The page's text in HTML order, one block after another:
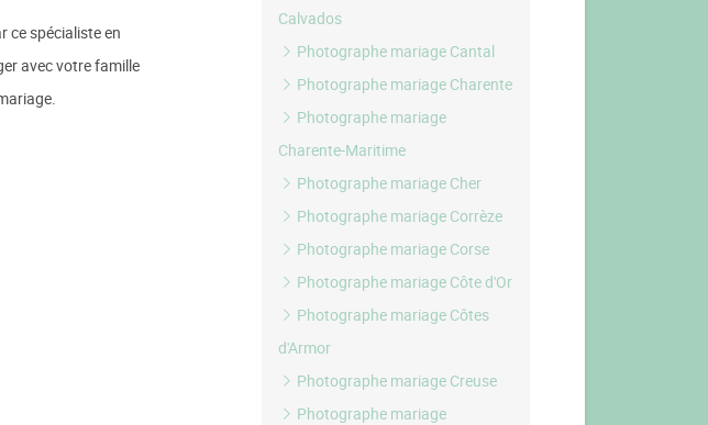
ce spécialiste en
avec votre famille
Calvados
Photographe mariage Cantal
Photographe mariage Charente
Photographe mariage
Charente-Maritime
Photographe mariage Cher
Photographe mariage Corrèze
Photographe mariage Corse
Photographe mariage Côte d'Or
Photographe mariage Côtes
d'Armor
Photographe mariage Creuse
Photographe mariage